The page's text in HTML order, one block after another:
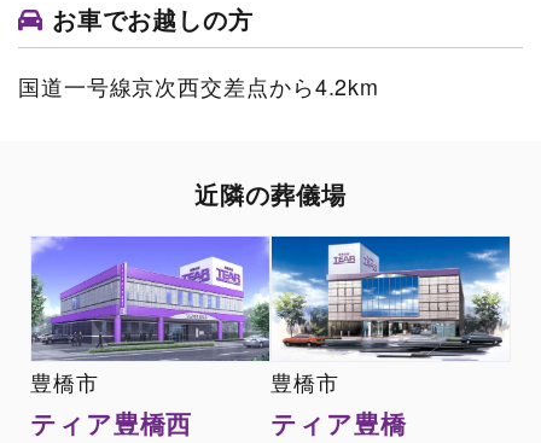
お車でお越しの方
国道一号線京次西交差点から4.2km
近隣の葬儀場
豊橋市
ティア豊橋西
豊橋市
ティア豊橋